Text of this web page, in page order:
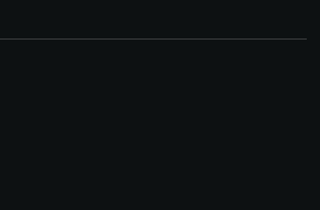
Questi cookie